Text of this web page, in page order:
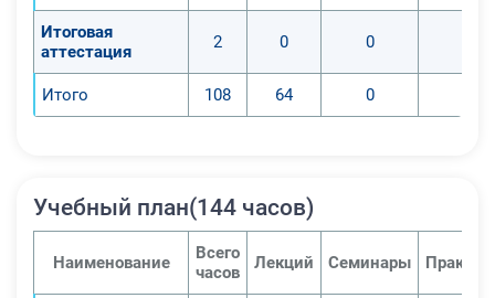
Итоговая
аттестация
2 0 0
Итого 108 64 0
Учебный план(144 часов)
Наименование
Всего
часов
Лекций Семинары